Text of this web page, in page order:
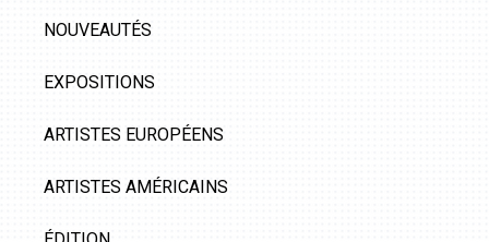
NOUVEAUTÉS
EXPOSITIONS
ARTISTES EUROPÉENS
ARTISTES AMÉRICAINS